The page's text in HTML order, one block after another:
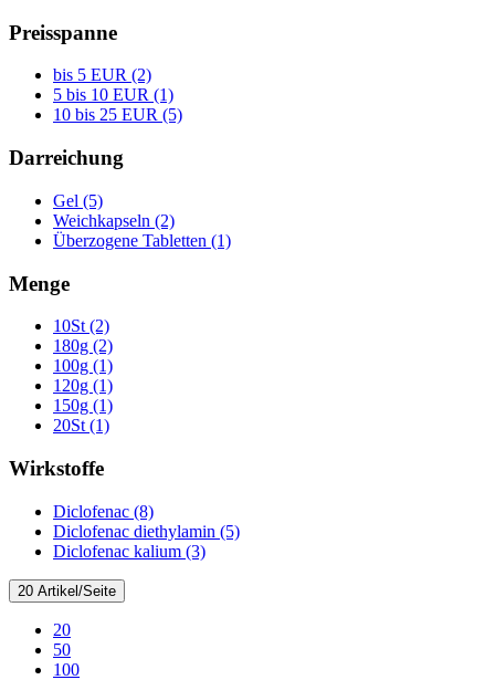
Preisspanne
bis 5 EUR (2)
5 bis 10 EUR (1)
10 bis 25 EUR (5)
Darreichung
Gel (5)
Weichkapseln (2)
Überzogene Tabletten (1)
Menge
10St (2)
180g (2)
100g (1)
120g (1)
150g (1)
20St (1)
Wirkstoffe
Diclofenac (8)
Diclofenac diethylamin (5)
Diclofenac kalium (3)
20 Artikel/Seite
20
50
100